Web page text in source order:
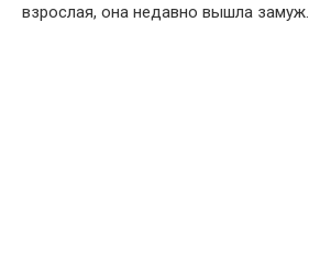
взрослая, она недавно вышла замуж.